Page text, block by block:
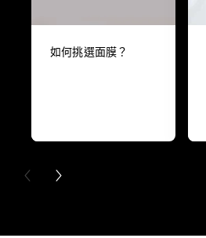
如何挑選面膜？
PREVIOUS CARD
NEXT CARD